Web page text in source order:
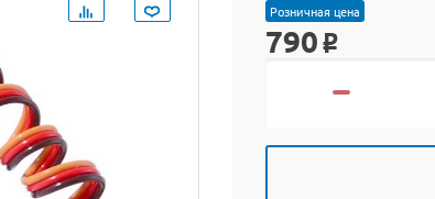
Розничная цена
790 o